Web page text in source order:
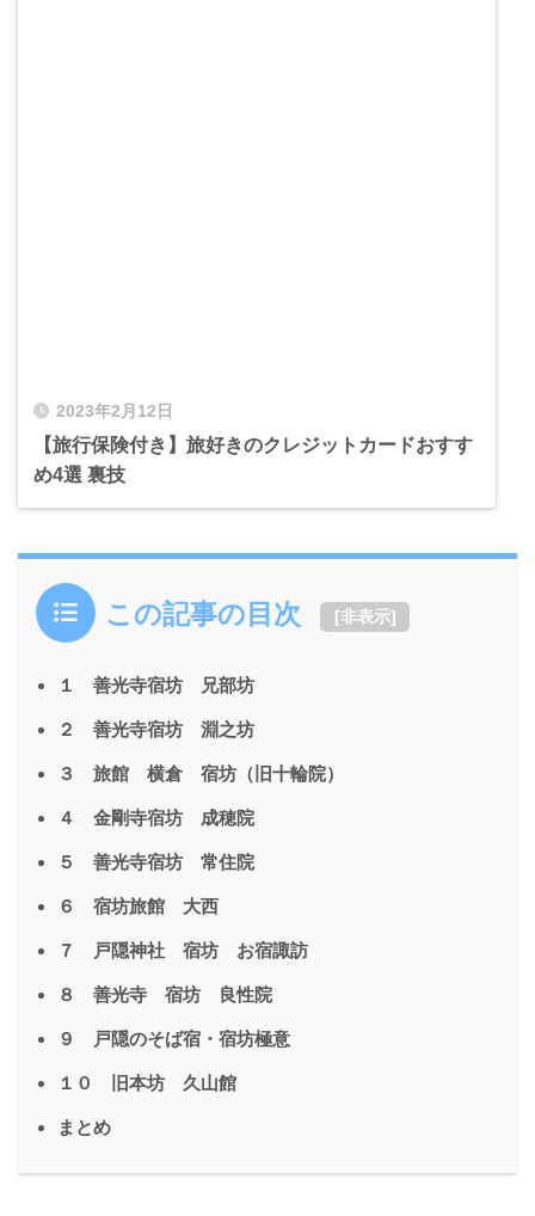
2023年2月12日
【旅行保険付き】旅好きのクレジットカードおすす
め4選 裏技
この記事の目次 [非表示]
１ 善光寺宿坊 兄部坊
２ 善光寺宿坊 淵之坊
３ 旅館 横倉 宿坊（旧十輪院）
４ 金剛寺宿坊 成穂院
５ 善光寺宿坊 常住院
６ 宿坊旅館 大西
７ 戸隠神社 宿坊 お宿諏訪
８ 善光寺 宿坊 良性院
９ 戸隠のそば宿・宿坊極意
１０ 旧本坊 久山館
まとめ